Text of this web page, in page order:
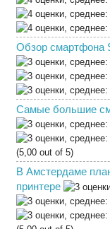
Обзор смартфона
Самые большие
(5,00 out of 5)
В Амстердаме
принтере